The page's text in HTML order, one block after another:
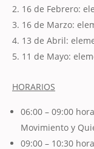
16 de Febrero:
16 de Marzo:
13 de Abril:
11 de Mayo:
HORARIOS
06:00 – 09:00
Movimiento y
09:00 – 10:30